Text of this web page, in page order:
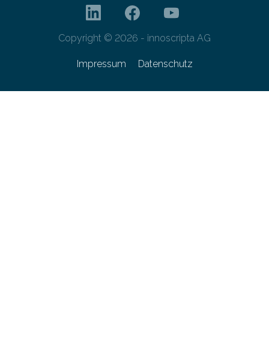
Copyright © 2026 - innoscripta AG
Impressum Datenschutz